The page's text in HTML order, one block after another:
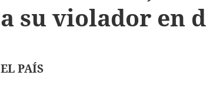
a su violador en
EL PAÍS